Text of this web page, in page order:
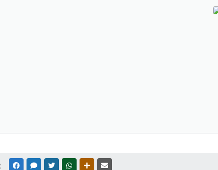
FACEBOOKMESSENGER
TWITTERWHATSAPPOUTRAS MÍDIAS